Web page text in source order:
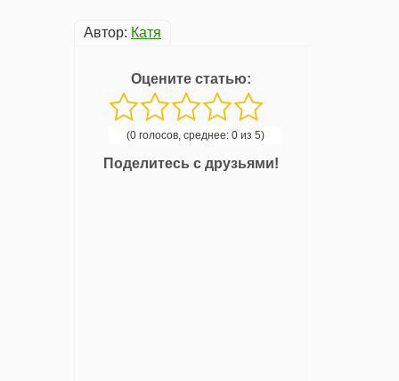
Автор: Катя
Оцените статью:
(0 голосов, среднее: 0 из 5)
Поделитесь с друзьями!